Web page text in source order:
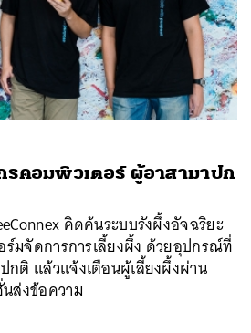
รคอมพิวเตอร์ ผู้อาสามาปก
คิดค้นระบบรังผึ้งอัจฉริยะ
มจัดการการเลี้ยงผึ้ง ด้วยอุปกรณ์ที่
ติ แล้วแจ้งเตือนผู้เลี้ยงผึ้งผ่าน
ส่งข้อความ